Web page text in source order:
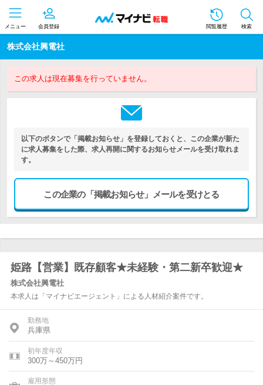
メニュー 会員登録 閲覧履歴 検索
株式会社興電社
この求人は現在募集を行っていません。
以下のボタンで「掲載お知らせ」を登録しておくと、この企業が新た
に求人募集をした際、求人再開に関するお知らせメールを受け取れま
す。
この企業の「掲載お知らせ」メールを受けとる
姫路【営業】既存顧客★未経験・第二新卒歓迎★
株式会社興電社
本求人は「マイナビエージェント」による人材紹介案件です。
勤務地
兵庫県
初年度年収
300万～450万円
雇用形態